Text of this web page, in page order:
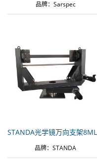
品牌：Sarspec
品牌：STANDA